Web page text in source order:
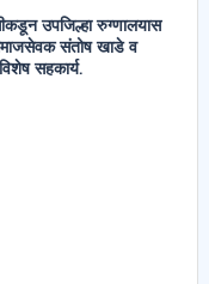
उपजिल्हा रुग्णालयास
संतोष खाडे व
सहकार्य.